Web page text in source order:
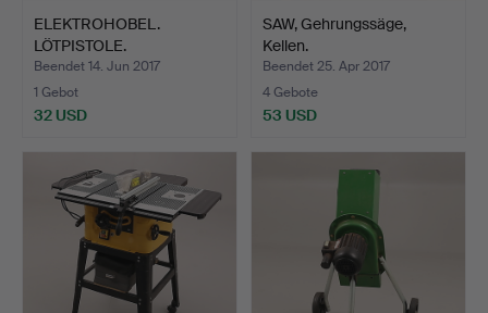
ELEKTROHOBEL.
LÖTPISTOLE.
KLEBEPISTOLE. HE…
Beendet 14. Jun 2017
1 Gebot
32 USD
SAW, Gehrungssäge,
Kellen.
Beendet 25. Apr 2017
4 Gebote
53 USD